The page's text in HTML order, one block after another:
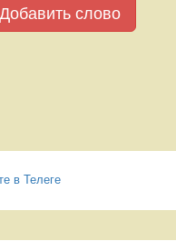
слово
в Телеге